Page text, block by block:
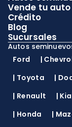
Vende tu auto
Crédito
Blog
Sucursales
Autos
Ford
|
| Toyota |
| Renault | Kia
| Honda |